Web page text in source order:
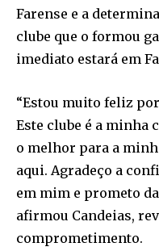
Farense e a
clube que o formou
imediato estará em
“Estou muito feliz
Este clube é a minha
o melhor para a
aqui. Agradeço a
em mim e prometo
afirmou Candeias,
comprometimento.